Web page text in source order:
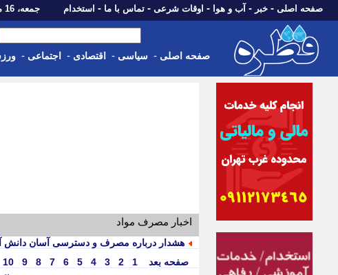
صفحه اصلی - خبر - آب و هوا - اوقات شرعی - تماس با ما - استخدام جمعه، 16 مرداد 1405 - Fri, 07th Aug 2026
صفحه اصلی - سیاسی - اقتصادی - اجتماعی -
اخبار مصرف مواد
هشدار درباره مصرف و دسترسی آسان دانش
صفحه بعد
1
2
3
4
5
6
7
8
9
10